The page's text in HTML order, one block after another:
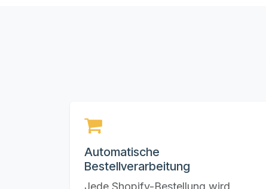
Automatische
Bestellverarbeitung
Jede Shopify-Bestellung wird